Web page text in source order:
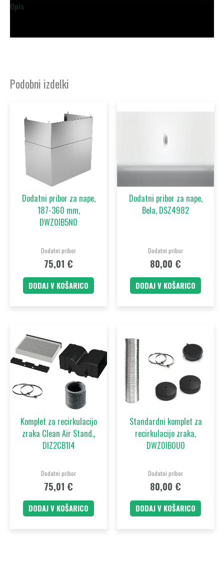
Opis
Podobni izdelki
Dodatni pribor za nape,
187-360 mm,
DWZ0IB5N0
Dodatni pribor
75,01 €
DODAJ V KOŠARICO
Dodatni pribor za nape,
Bela, DSZ4982
Dodatni pribor
80,00 €
DODAJ V KOŠARICO
Komplet za recirkulacijo
zraka Clean Air Stand.,
DIZ2CB1I4
Dodatni pribor
75,01 €
DODAJ V KOŠARICO
Standardni komplet za
recirkulacijo zraka,
DWZ0IB0U0
Dodatni pribor
80,00 €
DODAJ V KOŠARICO